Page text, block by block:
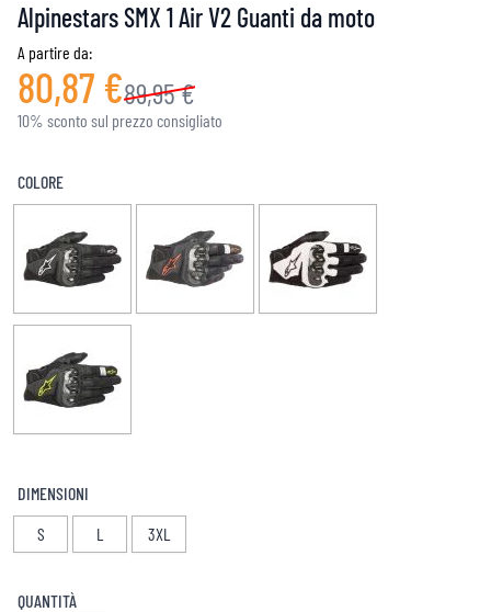
Alpinestars SMX 1 Air V2 Guanti da moto
A partire da:
80,87 €89,95 €
10% sconto sul prezzo consigliato
COLORE
DIMENSIONI
S
L 3XL
QUANTITÀ